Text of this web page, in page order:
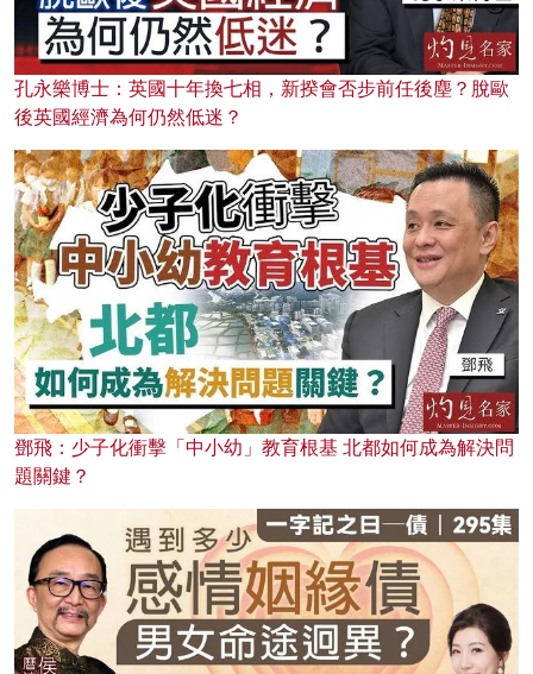
孔永樂博士：英國十年換七相，新揆會否步前任後塵？脫歐
後英國經濟為何仍然低迷？
鄧飛：少子化衝擊「中小幼」教育根基 北都如何成為解決問
題關鍵？